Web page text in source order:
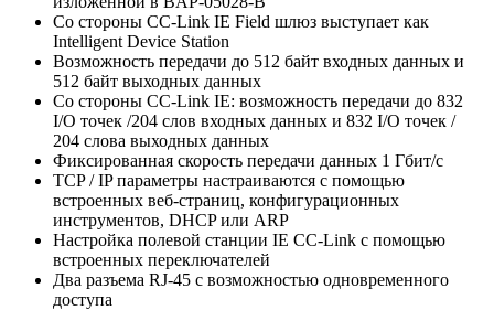
Со стороны CC-Link IE Field шлюз выступает как
Intelligent Device Station
Возможность передачи до 512 байт входных данных и
512 байт выходных данных
Со стороны CC-Link IE: возможность передачи до 832
I/O точек /204 слов входных данных и 832 I/O точек /
204 слова выходных данных
Фиксированная скорость передачи данных 1 Гбит/с
TCP / IP параметры настраиваются с помощью
встроенных веб-страниц, конфигурационных
инструментов, DHCP или ARP
Настройка полевой станции IE CC-Link с помощью
встроенных переключателей
Два разъема RJ-45 с возможностью одновременного
доступа